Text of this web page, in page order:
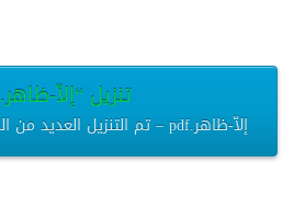
تنزيل “إلاّ-ظاهر.pdf”
إلاّ-ظاهر.pdf – تم التنزيل العديد من المرات – 141.83 كيلوبايت